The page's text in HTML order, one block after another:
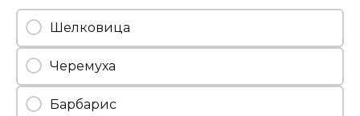
Шелковица
Черемуха
Барбарис